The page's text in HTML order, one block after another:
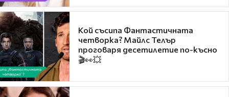
Кой съсипа Фантастичната
четворка? Майлс Телър
проговаря десетилетие по-късно
🎬👀💥